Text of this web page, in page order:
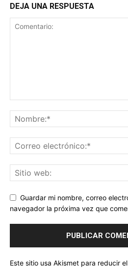
DEJA UNA RESPUESTA
Guardar mi nombre, correo
navegador la próxima vez que
Este sitio usa Akismet para reducir